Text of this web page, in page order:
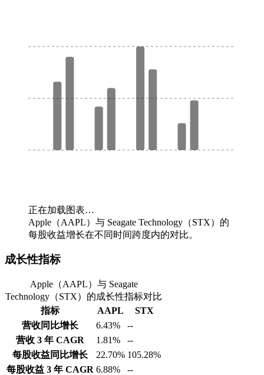
正在加载图表…
Apple（AAPL）与 Seagate Technology（STX）的
每股收益增长在不同时间跨度内的对比。
成长性指标
Apple（AAPL）与 Seagate
Technology（STX）的成长性指标对比
指标
AAPL
STX
营收同比增长
6.43%
--
营收 3 年 CAGR
1.81%
--
每股收益同比增长
22.70% 105.28%
每股收益 3 年 CAGR 6.88% --